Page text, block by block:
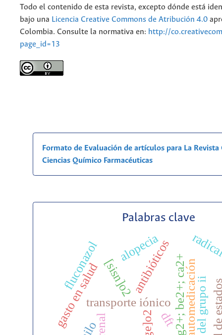
Todo el contenido de esta revista, excepto dónde está
bajo una Licencia Creative Commons de Atribución 4.0
Colombia. Consulte la normativa en: http://
page_id=13
Formato de Evaluación de artículos para La
Ciencias Químico Farmacéuticas
Palabras clave
mg2+; be2+; ca2+
transporte iónico
[sisn]o2
gasto en salud antibióticos automedicación
dft
fluconazol alopecia